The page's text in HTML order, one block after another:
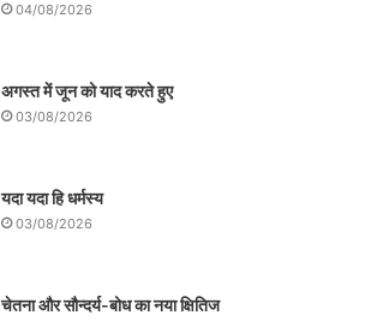
04/08/2026
अगस्त में जून को याद करते हुए
03/08/2026
यदा यदा हि धर्मस्य
03/08/2026
चेतना और सौन्दर्य-बोध का नया क्षितिज